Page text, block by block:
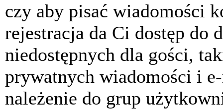
czy aby pisać wiadomości
rejestracja da Ci dostęp do
niedostępnych dla gości,
prywatnych wiadomości i
należenie do grup